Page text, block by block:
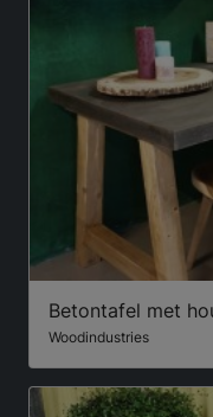
Betontafel met
Woodindustries